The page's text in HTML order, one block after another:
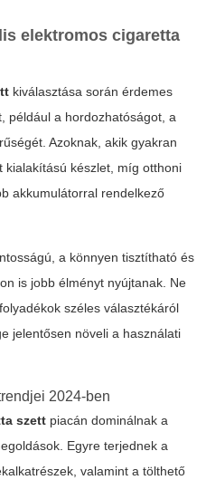
elektromos cigaretta
kiválasztása során érdemes
például a hordozhatóságot, a
Azoknak, akik gyakran
kialakítású készlet, míg otthoni
akkumulátorral rendelkező
a könnyen tisztítható és
is jobb élményt nyújtanak. Ne
széles választékáról
jelentősen növeli a használati
2024-ben
szett piacán dominálnak a
Egyre terjednek a
valamint a tölthető